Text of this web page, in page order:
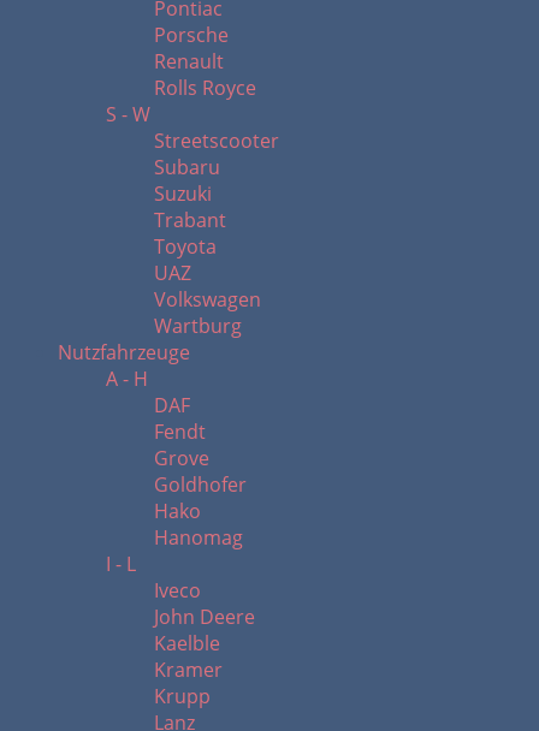
Pontiac
Porsche
Renault
Rolls Royce
S - W
Streetscooter
Subaru
Suzuki
Trabant
Toyota
UAZ
Volkswagen
Wartburg
Nutzfahrzeuge
A - H
DAF
Fendt
Grove
Goldhofer
Hako
Hanomag
I - L
Iveco
John Deere
Kaelble
Kramer
Krupp
Lanz